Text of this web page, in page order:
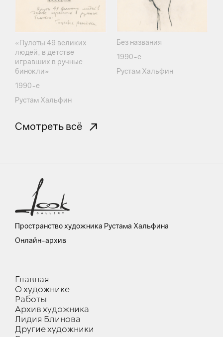
«Пулоты 49 великих
людей, в детстве
игравших в ручные
бинокли»
1990-е
Рустам Хальфин
Без названия
1990-е
Рустам Хальфин
Смотреть всё
Пространство художника Рустама Хальфина
Онлайн-архив
Главная
О художнике
Работы
Архив художника
Лидия Блинова
Другие художники